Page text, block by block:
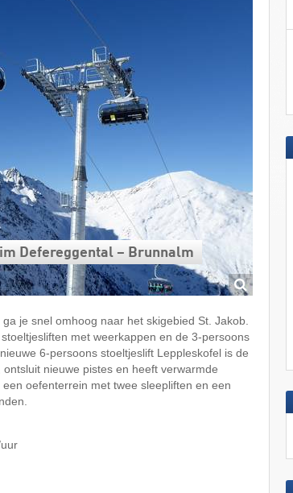
Defereggental – Brunnalm
je snel omhoog naar het skigebied St. Jakob.
met weerkappen en de 3-persoons
6-persoons stoeltjeslift Leppleskofel is de
nieuwe pistes en heeft verwarmde
oefenterrein met twee sleepliften en een